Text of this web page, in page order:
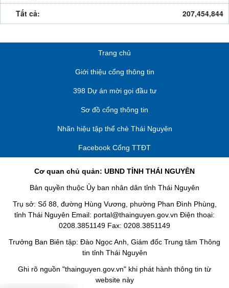
Tất cả:
207,454,844
Trang chủ
Giới thiệu cổng thông tin
398 Dự án mời gọi đầu tư
Sơ đồ cổng thông tin
Nhãn hiệu tập thể chè Thái Nguyên
Facebook Cổng TTĐT
Cơ quan chủ quản: UBND TỈNH THÁI NGUYÊN
Bản quyền thuộc Ủy ban nhân dân tỉnh Thái Nguyên
Trụ sở: Số 88, đường Hùng Vương, phường Phan Đình Phùng,
tỉnh Thái Nguyên Email: portal@thainguyen.gov.vn Điện thoại:
0208.3851149 Fax: 0208.3851149
Trưởng Ban Biên tập: Đào Ngọc Anh, Giám đốc Trung tâm Thông
tin tỉnh Thái Nguyên
Ghi rõ nguồn "thainguyen.gov.vn" khi phát hành thông tin từ
website này